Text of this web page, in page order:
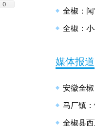
0
全椒：
媒体报道
安徽全
马厂镇